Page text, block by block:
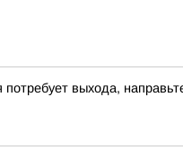
потребует выхода,